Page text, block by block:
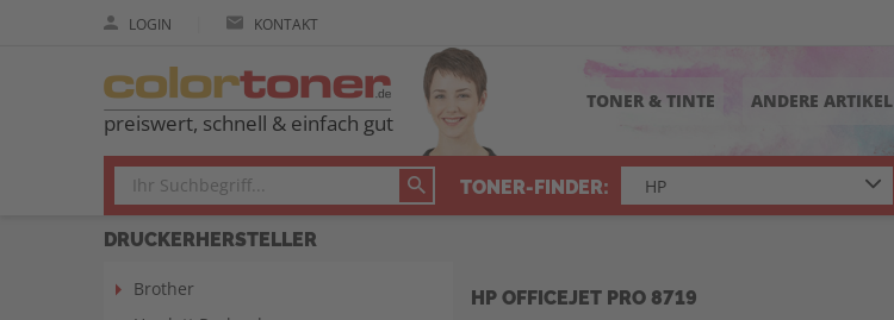
LOGIN KONTAKT
preiswert, schnell & einfach gut
TONER & TINTE ANDERE ARTIKEL
TONER-FINDER:
DRUCKERHERSTELLER
Brother
HP OFFICEJET PRO 8719